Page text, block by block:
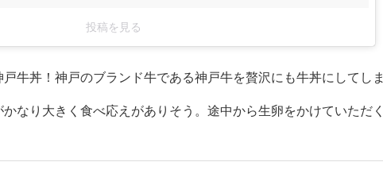
投稿を見る
牛丼！神戸のブランド牛である神戸牛を贅沢にも牛丼にしてしま
なり大きく食べ応えがありそう。途中から生卵をかけていただく